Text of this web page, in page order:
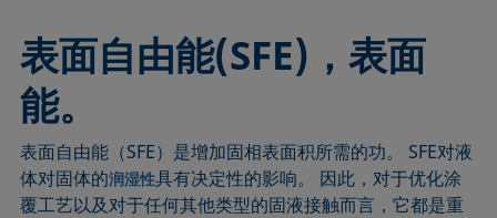
吸附系数
前进角
ASTM D 971
气泡压力张力仪
捕泡法
发泡剂
Fowkes法
高宽法
界面流变，表面流变
界面张力
多项式法
后退角
脱环法
滚动角
罗氏泡沫分析法
顶视距离法
Washburn法
韦伯数
润湿长度
润湿
表面自由能(SFE)，表面
能。
表面自由能（SFE）是增加固相表面积所需的功。 SFE对液
体对固体的润湿性具有决定性的影响。 因此，对于优化涂
覆工艺以及对于任何其他类型的固液接触而言，它都是重